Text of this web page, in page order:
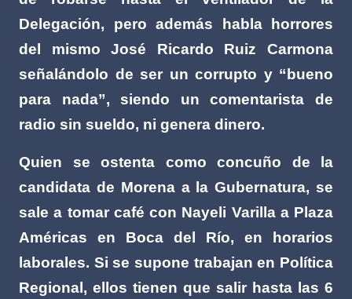
Delegación, pero además habla horrores
del mismo José Ricardo Ruiz Carmona
señalándolo de ser un corrupto y “bueno
para nada”, siendo un comentarista de
radio sin sueldo, ni genera dinero.
Quien se ostenta como concuño de la
candidata de Morena a la Gubernatura, se
sale a tomar café con Nayeli Varilla a Plaza
Américas en Boca del Río, en horarios
laborales. Si se supone trabajan en Política
Regional, ellos tienen que salir hasta las 6